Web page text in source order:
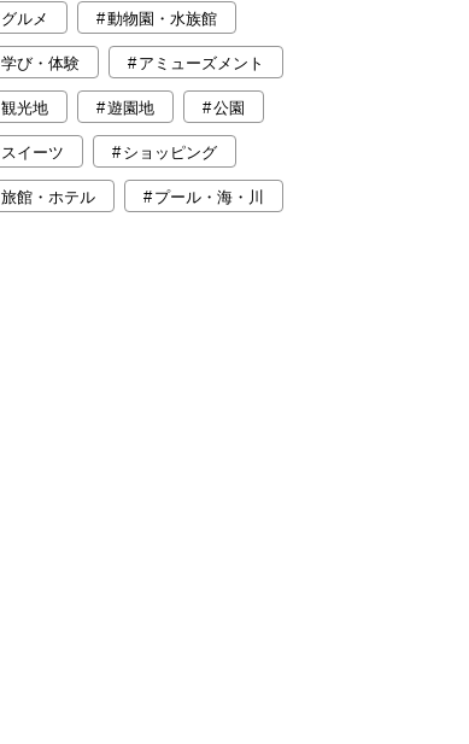
グルメ 動物園・水族館
学び・体験 アミューズメント
観光地 遊園地 公園
スイーツ ショッピング
旅館・ホテル プール・海・川